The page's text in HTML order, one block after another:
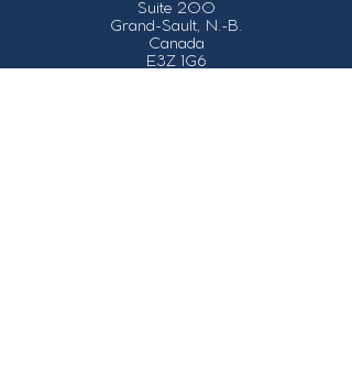
Suite 200
Grand-Sault, N.-B.
Canada
E3Z 1G6